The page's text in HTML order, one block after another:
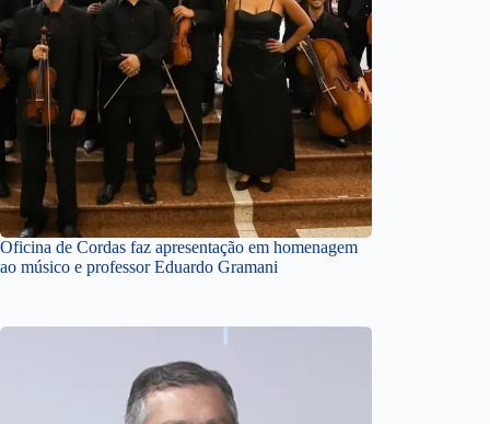
Oficina de Cordas faz apresentação em homenagem
ao músico e professor Eduardo Gramani